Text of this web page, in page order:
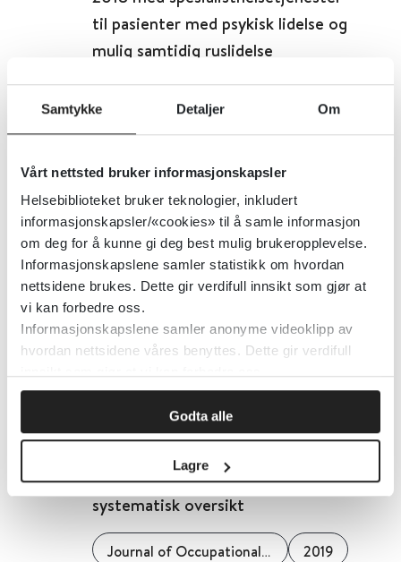
Samtykke Detaljer Om
Vårt nettsted bruker informasjonskapsler
Helsebiblioteket bruker teknologier, inkludert
informasjonskapsler/«cookies» til å samle informasjon
om deg for å kunne gi deg best mulig brukeropplevelse.
Informasjonskapslene samler statistikk om hvordan
nettsidene brukes. Dette gir verdifull innsikt som gjør at
vi kan forbedre oss.
Informasjonskapslene samler anonyme videoklipp av
hvordan nettsidene våres benyttes. Dette gir verdifull
Godta alle
Lagre
til pasienter med psykisk lidelse og
mulig samtidig ruslidelse
Eldre, rus og rusmidler - faglige
råd
Helsedirektoratet 2019
Detaljer
Effekten av rehabiliteringstiltak
for sysselsetting og funksjonsevne
utviklingshemming: En
systematisk oversikt
Journal of Occupational Rehabilitation 2019